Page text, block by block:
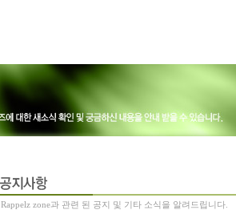
Rappelz zone과 관련 된 공지 및 기타 소식을 알려드립니다.